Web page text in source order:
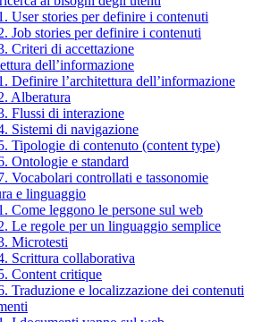
User stories per definire i contenuti
Job stories per definire i contenuti
Criteri di accettazione
dell’informazione
Definire l’architettura dell’informazione
Alberatura
Flussi di interazione
Sistemi di navigazione
Tipologie di contenuto (content type)
Ontologie e standard
Vocabolari controllati e tassonomie
e linguaggio
Come leggono le persone sul web
Le regole per un linguaggio semplice
Microtesti
Scrittura collaborativa
Content critique
Traduzione e localizzazione dei contenuti